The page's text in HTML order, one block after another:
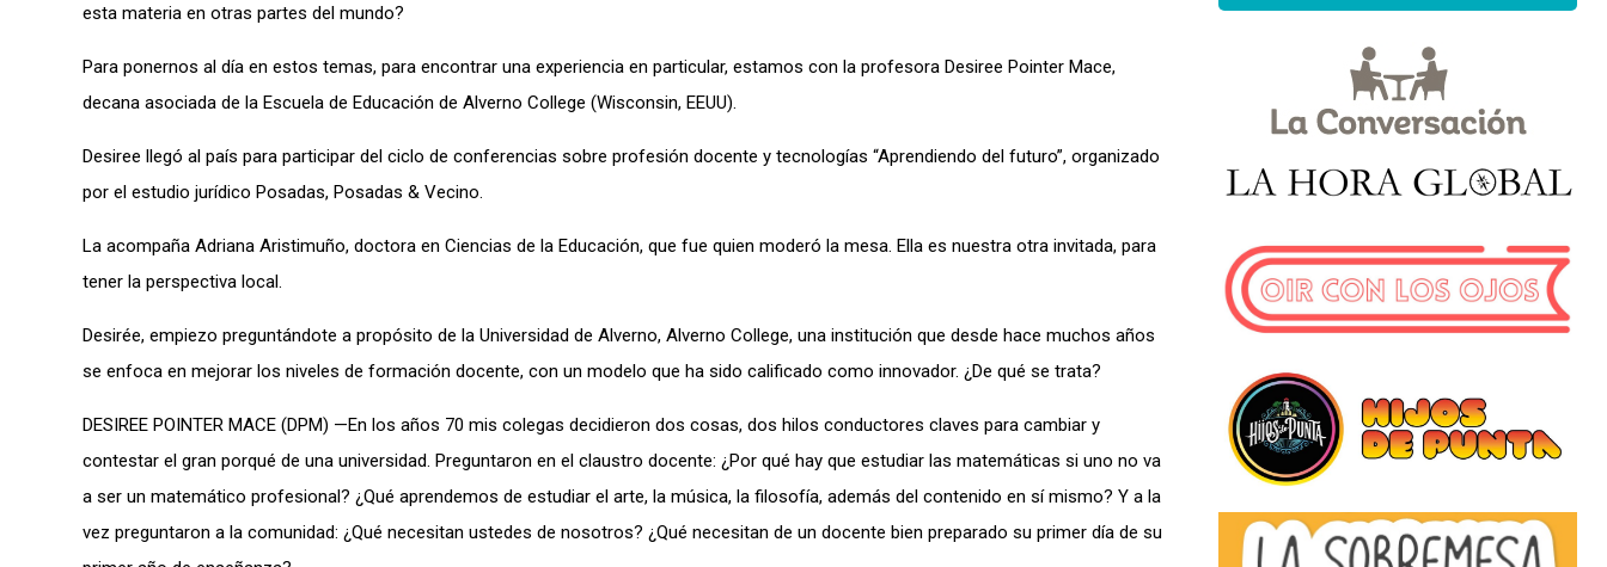
esta materia en otras partes del mundo?
Para ponernos al día en estos temas, para encontrar una experiencia en particular, estamos con la profesora Desiree Pointer Mace,
decana asociada de la Escuela de Educación de Alverno College (Wisconsin, EEUU).
Desiree llegó al país para participar del ciclo de conferencias sobre profesión docente y tecnologías “Aprendiendo del futuro”, organizado
por el estudio jurídico Posadas, Posadas & Vecino.
La acompaña Adriana Aristimuño, doctora en Ciencias de la Educación, que fue quien moderó la mesa. Ella es nuestra otra invitada, para
tener la perspectiva local.
Desirée, empiezo preguntándote a propósito de la Universidad de Alverno, Alverno College, una institución que desde hace muchos años
se enfoca en mejorar los niveles de formación docente, con un modelo que ha sido calificado como innovador. ¿De qué se trata?
DESIREE POINTER MACE (DPM) —En los años 70 mis colegas decidieron dos cosas, dos hilos conductores claves para cambiar y
contestar el gran porqué de una universidad. Preguntaron en el claustro docente: ¿Por qué hay que estudiar las matemáticas si uno no va
a ser un matemático profesional? ¿Qué aprendemos de estudiar el arte, la música, la filosofía, además del contenido en sí mismo? Y a la
vez preguntaron a la comunidad: ¿Qué necesitan ustedes de nosotros? ¿Qué necesitan de un docente bien preparado su primer día de su